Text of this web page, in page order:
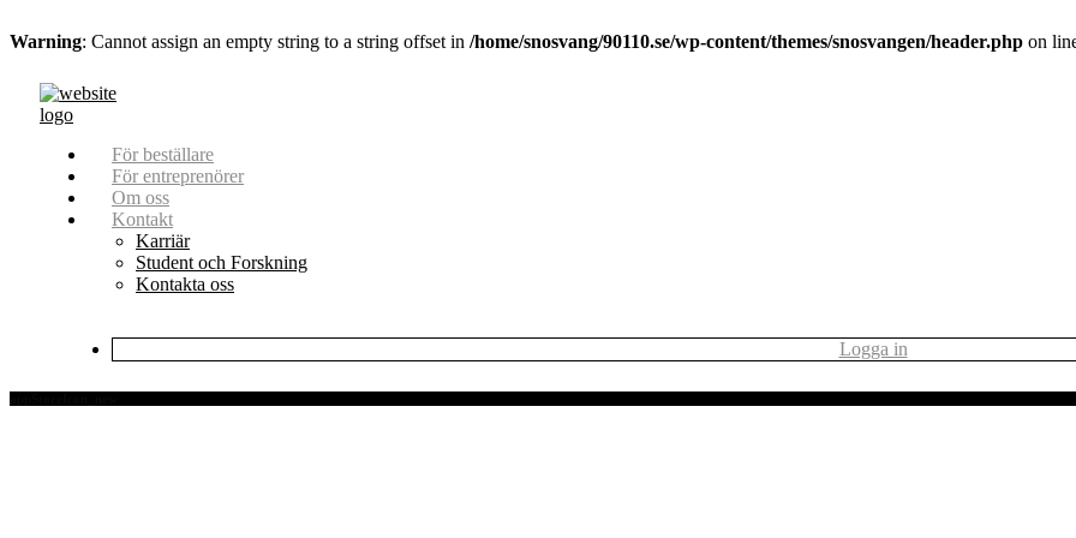
Warning: Cannot assign an empty string to a string offset in /home/snosvang/90110.se/wp-content/themes/snosvangen/header.php on
För beställare
För entreprenörer
Om oss
Kontakt
Karriär
Student och Forskning
Kontakta oss
Logga in